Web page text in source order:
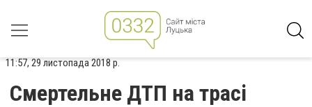
11:57, 29 листопада 2018 р.
Смертельне ДТП на трасі